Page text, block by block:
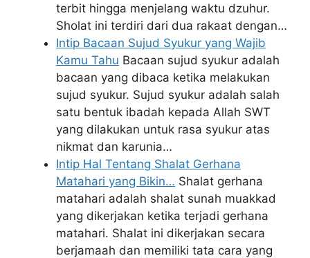
terbit hingga menjelang waktu dzuhur.
Sholat ini terdiri dari dua rakaat dengan…
Intip Bacaan Sujud Syukur yang Wajib
Kamu Tahu Bacaan sujud syukur adalah
bacaan yang dibaca ketika melakukan
sujud syukur. Sujud syukur adalah salah
satu bentuk ibadah kepada Allah SWT
yang dilakukan untuk rasa syukur atas
nikmat dan karunia…
Intip Hal Tentang Shalat Gerhana
Matahari yang Bikin… Shalat gerhana
matahari adalah shalat sunah muakkad
yang dikerjakan ketika terjadi gerhana
matahari. Shalat ini dikerjakan secara
berjamaah dan memiliki tata cara yang